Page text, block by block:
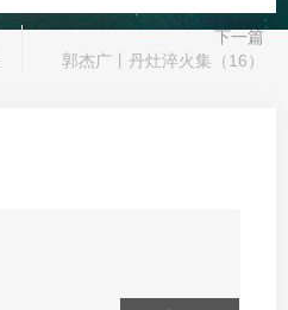
下一篇
郭杰广丨丹灶淬火集（16）